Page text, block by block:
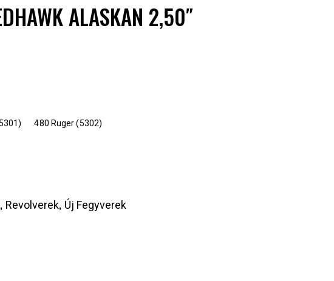
ALASKAN 2,50″
.480 Ruger (5302)
, Revolverek, Új Fegyverek